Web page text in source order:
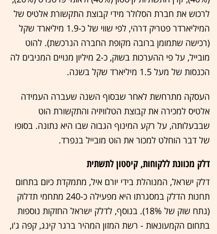
לרכוש את חברת הסלולר מידי קבוצת התקשורת אלטיס של
המיליארדר פטריק דרהי, לפי שווי של כ-1.9 מיליארד שקל
(רכישה שתמומן ברובה מקופת החברה הנרכשת). להוט
מובייל, על פי ההערכות בשוק, כ-2 מיליון מנויים המניבים לה
הכנסות של מעל 1.5 מיליארד שקל בשנה.
העסקה מתרחשת לאחר שבסוף השנה שעברה העמידה
אלטיס למכירה את קבוצת הטלוויזיה והתקשורת הוט
שבבעלותה, על רקע המינוף הגבוה שבו היא נתונה. בסופו
של דבר הוחלט למכור את הוט מובייל בנפרד.
דלק מכוונת ללקוחות, קיסטון לתשתית
דלק ישראל, המנוהלת בידי יורם איל, מתמקדת כיום בתחום
תחנות הדלק במסגרתו היא מפעילה כ-240 מתחמי תדלוק
(נתח שוק של 18%). בנוסף, לדלק ישראל החזקות נוספות
בתחום הקמעונאות - רשת המזון המהיר ברגר קינג, קפה ג'ו,